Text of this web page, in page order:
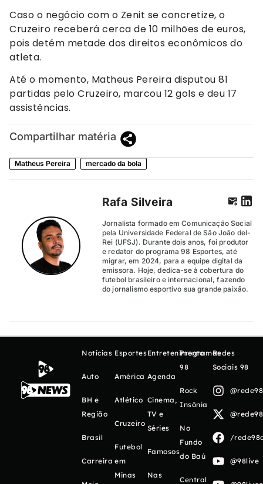
Caso o negócio com o Zenit se concretize, o
Cruzeiro receberá cerca de 10 milhões de euros,
pois detém metade dos direitos econômicos do
atleta.
Até o momento, Matheus Pereira disputou 81
partidas pelo Cruzeiro, marcou 12 gols e deu 17
assistências.
Compartilhar matéria
Matheus Pereira mercado da bola
Rafa Silveira
Jornalista formado em Comunicação Social
pela Universidade Federal de São João del-
Rei (UFSJ). Durante dois anos, foi produtor
e redator do programa 98 Esportes, até
migrar, em 2024, para a equipe digital da
emissora. Hoje, dedica-se à cobertura do
futebol brasileiro e internacional, fazendo
do jornalismo esportivo sua grande paixão.
Notícias
Auto
BH e
Região
Brasil
Carreira
Esportes
América
Atlético
Cruzeiro
Futebol
em
Minas
Entretenimento
Agenda
Cinema,
TV e
Séries
Famosos
Nas
Programas
98
Rock
Insônia
No
Fundo
do Baú
Central
Redes
Sociais 98
/
@98live